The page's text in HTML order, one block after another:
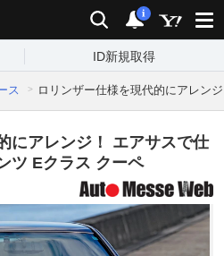
検索 通知
i
ID新規取得
ス ロリンザー仕様を現代的にアレン
にアレンジ！ エアサスで仕
ツ Eクラス クーペ